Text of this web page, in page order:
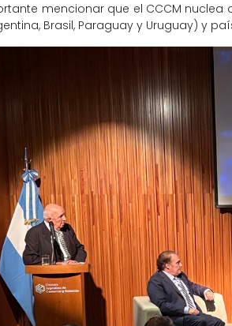
mencionar que el CCCM
Brasil, Paraguay y Uruguay) y